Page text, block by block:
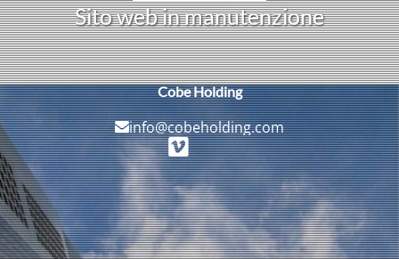
Sitowebinmanutenzione
Cobe Holding
info@cobeholding.com